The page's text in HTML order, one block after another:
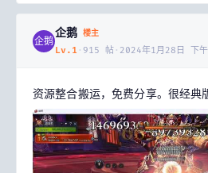
企鹅
企鹅 楼主
Lv. 1 · 915 帖 · 2024年1月28日 下
资源整合搬运，免费分享。很经典